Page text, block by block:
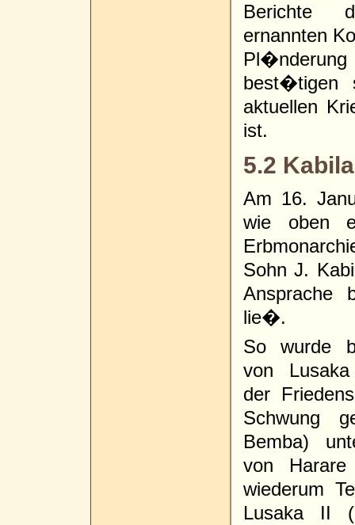
Berichte
ernannten
Pl�nderung
best�tigen
aktuellen
ist.
5.2
Am 16.
wie oben
Sohn J.
Ansprache
lie�.
So wurde
von Lusaka
der
Schwung
Bemba)
von
wiederum
Lusaka II